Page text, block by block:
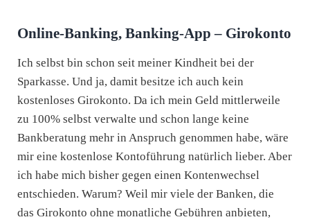
Online-Banking, Banking-App – Girokonto
Ich selbst bin schon seit meiner Kindheit bei der
Sparkasse. Und ja, damit besitze ich auch kein
kostenloses Girokonto. Da ich mein Geld mittlerweile
zu 100% selbst verwalte und schon lange keine
Bankberatung mehr in Anspruch genommen habe, wäre
mir eine kostenlose Kontoführung natürlich lieber. Aber
ich habe mich bisher gegen einen Kontenwechsel
entschieden. Warum? Weil mir viele der Banken, die
das Girokonto ohne monatliche Gebühren anbieten,